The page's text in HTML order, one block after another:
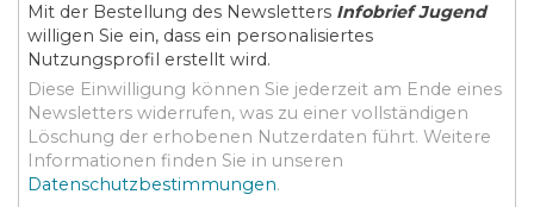
Mit der Bestellung des Newsletters Infobrief Jugend
willigen Sie ein, dass ein personalisiertes
Nutzungsprofil erstellt wird.
Diese Einwilligung können Sie jederzeit am Ende eines
Newsletters widerrufen, was zu einer vollständigen
Löschung der erhobenen Nutzerdaten führt. Weitere
Informationen finden Sie in unseren
Datenschutzbestimmungen.